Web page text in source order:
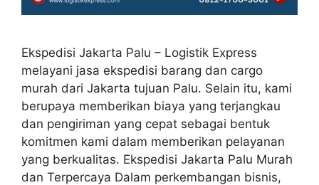
Ekspedisi Jakarta Palu – Logistik Express
melayani jasa ekspedisi barang dan cargo
murah dari Jakarta tujuan Palu. Selain itu, kami
berupaya memberikan biaya yang terjangkau
dan pengiriman yang cepat sebagai bentuk
komitmen kami dalam memberikan pelayanan
yang berkualitas. Ekspedisi Jakarta Palu Murah
dan Terpercaya Dalam perkembangan bisnis,